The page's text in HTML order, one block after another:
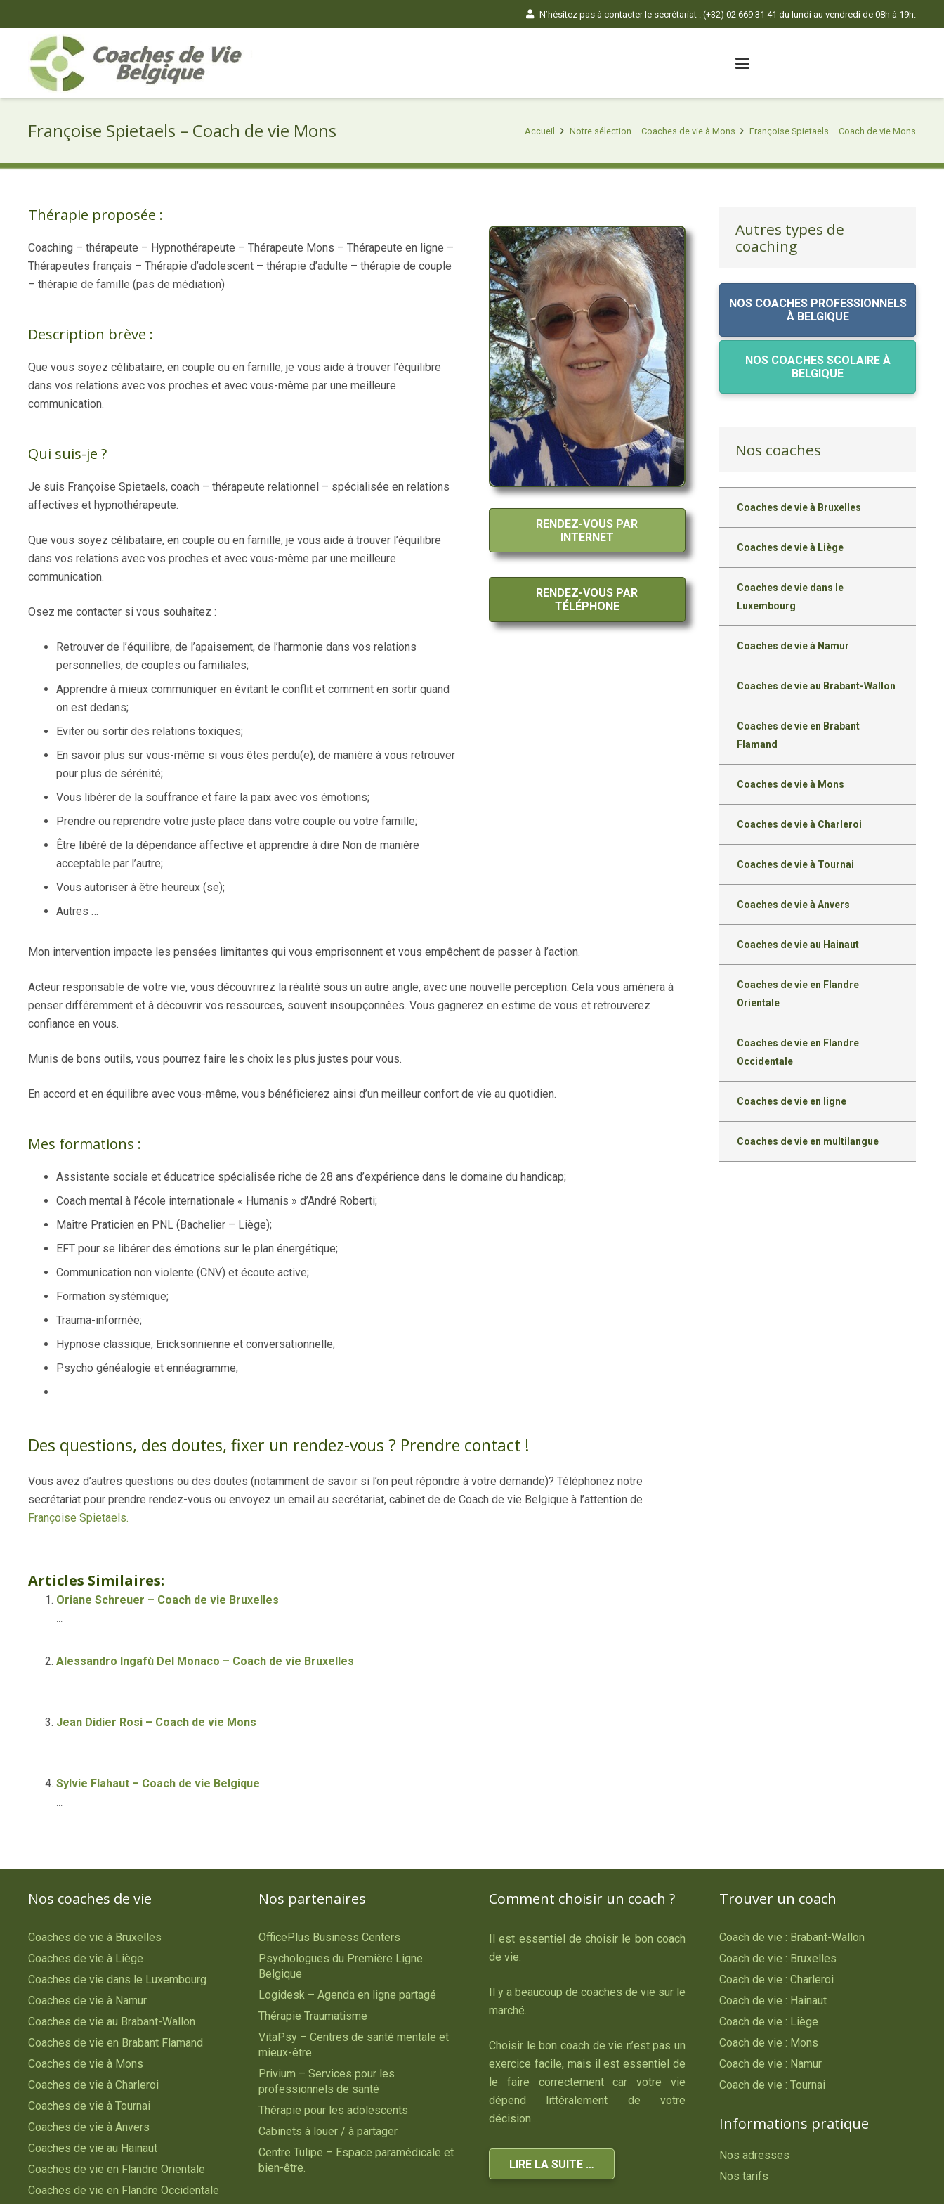
N’hésitez pas à contacter le secrétariat : (+32) 02 669 31 41 du lundi au vendredi de 08h à 19h.
Françoise Spietaels – Coach de vie Mons Accueil Notre sélection – Coaches de vie à Mons Françoise Spietaels – Coach de vie Mons
Thérapie proposée :
Coaching – thérapeute – Hypnothérapeute – Thérapeute Mons – Thérapeute en ligne –
Thérapeutes français – Thérapie d’adolescent – thérapie d’adulte – thérapie de couple
– thérapie de famille (pas de médiation)
Description brève :
Que vous soyez célibataire, en couple ou en famille, je vous aide à trouver l’équilibre
dans vos relations avec vos proches et avec vous-même par une meilleure
communication.
Qui suis-je ?
Je suis Françoise Spietaels, coach – thérapeute relationnel – spécialisée en relations
affectives et hypnothérapeute.
Que vous soyez célibataire, en couple ou en famille, je vous aide à trouver l’équilibre
dans vos relations avec vos proches et avec vous-même par une meilleure
communication.
Osez me contacter si vous souhaitez :
Retrouver de l’équilibre, de l’apaisement, de l’harmonie dans vos relations
personnelles, de couples ou familiales;
Apprendre à mieux communiquer en évitant le conflit et comment en sortir quand
on est dedans;
Eviter ou sortir des relations toxiques;
En savoir plus sur vous-même si vous êtes perdu(e), de manière à vous retrouver
pour plus de sérénité;
Vous libérer de la souffrance et faire la paix avec vos émotions;
Prendre ou reprendre votre juste place dans votre couple ou votre famille;
Être libéré de la dépendance affective et apprendre à dire Non de manière
acceptable par l’autre;
Vous autoriser à être heureux (se);
Autres …
RENDEZ-VOUS PAR
INTERNET
RENDEZ-VOUS PAR
TÉLÉPHONE
Mon intervention impacte les pensées limitantes qui vous emprisonnent et vous empêchent de passer à l’action.
Acteur responsable de votre vie, vous découvrirez la réalité sous un autre angle, avec une nouvelle perception. Cela vous amènera à
penser différemment et à découvrir vos ressources, souvent insoupçonnées. Vous gagnerez en estime de vous et retrouverez
confiance en vous.
Munis de bons outils, vous pourrez faire les choix les plus justes pour vous.
En accord et en équilibre avec vous-même, vous bénéficierez ainsi d’un meilleur confort de vie au quotidien.
Mes formations :
Assistante sociale et éducatrice spécialisée riche de 28 ans d’expérience dans le domaine du handicap;
Coach mental à l’école internationale « Humanis » d’André Roberti;
Maître Praticien en PNL (Bachelier – Liège);
EFT pour se libérer des émotions sur le plan énergétique;
Communication non violente (CNV) et écoute active;
Formation systémique;
Trauma-informée;
Hypnose classique, Ericksonnienne et conversationnelle;
Psycho généalogie et ennéagramme;
Des questions, des doutes, fixer un rendez-vous ? Prendre contact !
Vous avez d’autres questions ou des doutes (notamment de savoir si l’on peut répondre à votre demande)? Téléphonez notre
secrétariat pour prendre rendez-vous ou envoyez un email au secrétariat, cabinet de de Coach de vie Belgique à l’attention de
Françoise Spietaels.
Articles Similaires:
Oriane Schreuer – Coach de vie Bruxelles
...
Alessandro Ingafù Del Monaco – Coach de vie Bruxelles
...
Jean Didier Rosi – Coach de vie Mons
...
Sylvie Flahaut – Coach de vie Belgique
...
Autres types de
coaching
NOS COACHES PROFESSIONNELS
À BELGIQUE
NOS COACHES SCOLAIRE À
BELGIQUE
Nos coaches
Coaches de vie à Bruxelles
Coaches de vie à Liège
Coaches de vie dans le
Luxembourg
Coaches de vie à Namur
Coaches de vie au Brabant-Wallon
Coaches de vie en Brabant
Flamand
Coaches de vie à Mons
Coaches de vie à Charleroi
Coaches de vie à Tournai
Coaches de vie à Anvers
Coaches de vie au Hainaut
Coaches de vie en Flandre
Orientale
Coaches de vie en Flandre
Occidentale
Coaches de vie en ligne
Coaches de vie en multilangue
Nos coaches de vie
Coaches de vie à Bruxelles
Coaches de vie à Liège
Coaches de vie dans le Luxembourg
Coaches de vie à Namur
Coaches de vie au Brabant-Wallon
Coaches de vie en Brabant Flamand
Coaches de vie à Mons
Coaches de vie à Charleroi
Coaches de vie à Tournai
Coaches de vie à Anvers
Coaches de vie au Hainaut
Coaches de vie en Flandre Orientale
Coaches de vie en Flandre Occidentale
Nos partenaires
OfficePlus Business Centers
Psychologues du Première Ligne
Belgique
Logidesk – Agenda en ligne partagé
Thérapie Traumatisme
VitaPsy – Centres de santé mentale et
mieux-être
Privium – Services pour les
professionnels de santé
Thérapie pour les adolescents
Cabinets à louer / à partager
Centre Tulipe – Espace paramédicale et
bien-être.
Comment choisir un coach ?
Il est essentiel de choisir le bon coach
de vie.
Il y a beaucoup de coaches de vie sur le
marché.
Choisir le bon coach de vie n’est pas un
exercice facile, mais il est essentiel de
le faire correctement car votre vie
dépend littéralement de votre
décision…
LIRE LA SUITE …
Trouver un coach
Coach de vie : Brabant-Wallon
Coach de vie : Bruxelles
Coach de vie : Charleroi
Coach de vie : Hainaut
Coach de vie : Liège
Coach de vie : Mons
Coach de vie : Namur
Coach de vie : Tournai
Informations pratique
Nos adresses
Nos tarifs